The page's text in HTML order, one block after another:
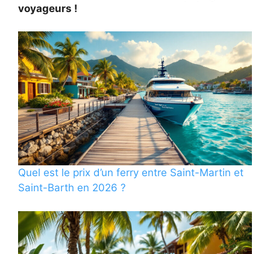
voyageurs !
Quel est le prix d’un ferry entre Saint-Martin et
Saint-Barth en 2026 ?